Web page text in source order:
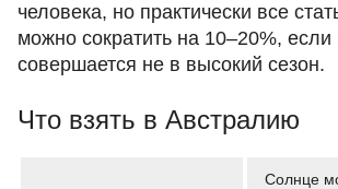
человека, но практически все
можно сократить на 10–20%, если
совершается не в высокий сезон.
Что взять в Австралию
Солнце